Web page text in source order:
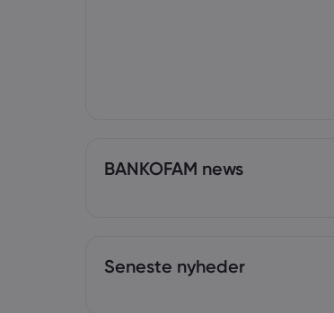
BANKOFAM news
Seneste nyheder